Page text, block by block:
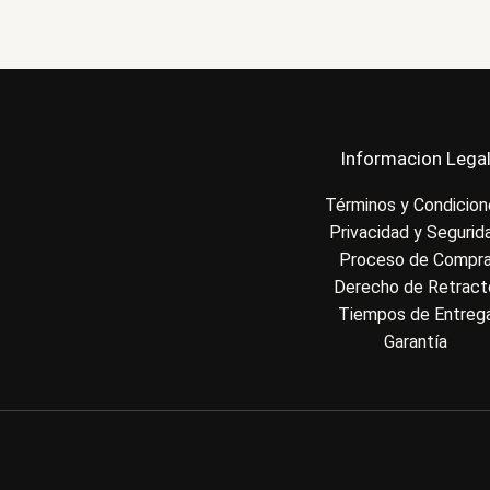
Informacion Legal
Términos y
Privacidad y
Proceso de
Derecho de
Tiempos de
Garantía